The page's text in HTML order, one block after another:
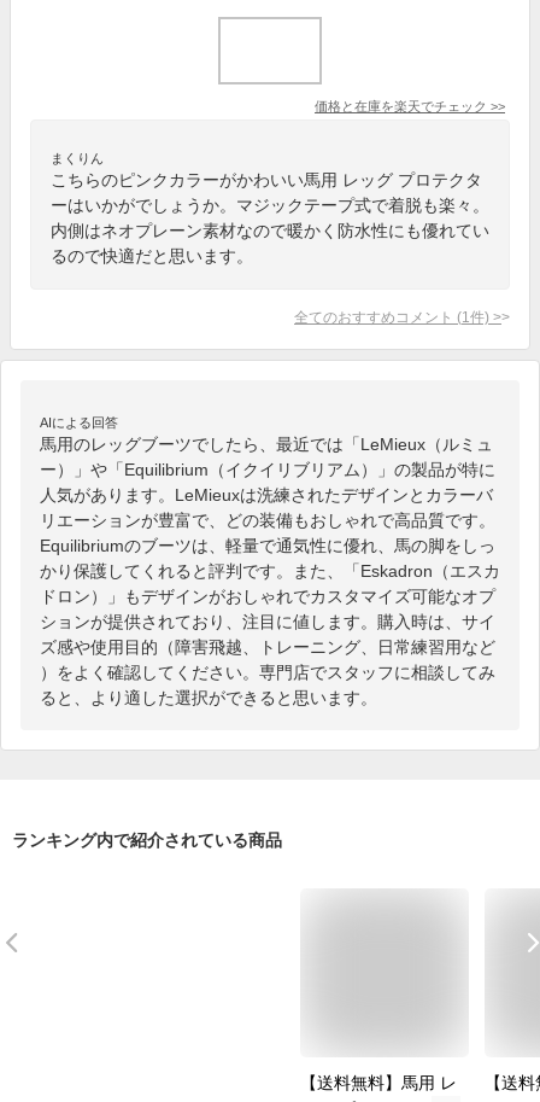
価格と在庫を楽天でチェック >>
まくりん
こちらのピンクカラーがかわいい馬用 レッグ プロテクタ
ーはいかがでしょうか。マジックテープ式で着脱も楽々。
内側はネオプレーン素材なので暖かく防水性にも優れてい
るので快適だと思います。
全てのおすすめコメント (1 件) >
AIによる回答
馬用のレッグブーツでしたら、最近では「LeMieux（ルミュ
ー）」や「Equilibrium（イクイリブリアム）」の製品が特に
人気があります。LeMieuxは洗練されたデザインとカラーバ
リエーションが豊富で、どの装備もおしゃれで高品質です。
Equilibriumのブーツは、軽量で通気性に優れ、馬の脚をしっ
かり保護してくれると評判です。また、「Eskadron（エスカ
ドロン）」もデザインがおしゃれでカスタマイズ可能なオプ
ションが提供されており、注目に値します。購入時は、サイ
ズ感や使用目的（障害飛越、トレーニング、日常練習用など
）をよく確認してください。専門店でスタッフに相談してみ
ると、より適した選択ができると思います。
ランキング内で紹介されている商品
【送料無料】馬用 レ
【送